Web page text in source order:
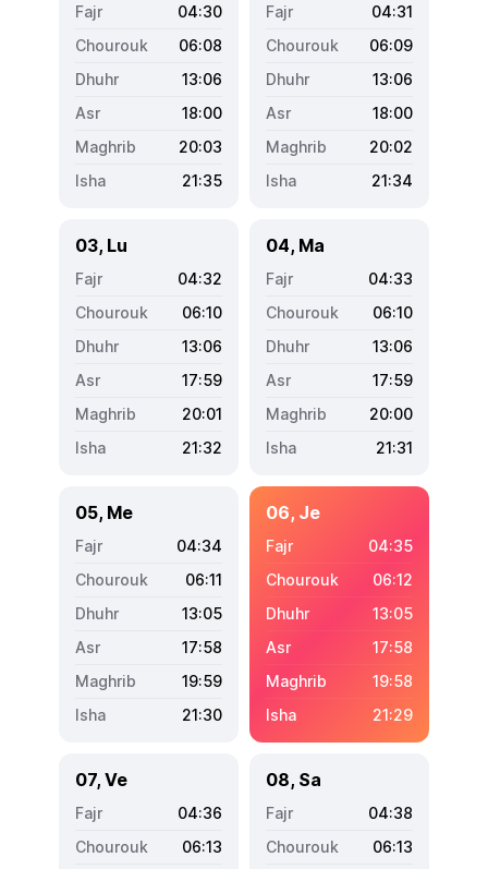
04:30
06:08
13:06
18:00
20:03
21:35
04:31
06:09
13:06
18:00
20:02
21:34
03, Lu
04:32
06:10
13:06
17:59
20:01
21:32
04, Ma
04:33
06:10
13:06
17:59
20:00
21:31
05, Me
04:34
06:11
13:05
17:58
19:59
21:30
06, Je
04:35
06:12
13:05
17:58
19:58
21:29
07, Ve
04:36
06:13
08, Sa
04:38
06:13